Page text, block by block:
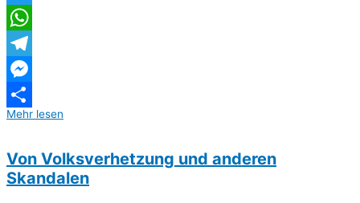
Twitter
WhatsApp
Telegram
Messenger
Teilen
Mehr lesen
Von Volksverhetzung und anderen
Skandalen